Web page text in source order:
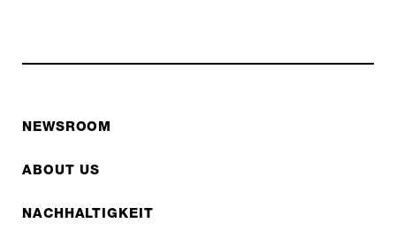
NEWSROOM
ABOUT US
NACHHALTIGKEIT